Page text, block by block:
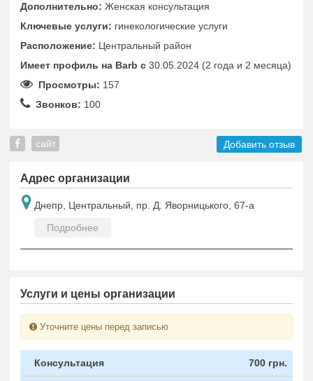
Дополнительно: Женская консультация
Ключевые услуги: гинекологические услуги
Расположение: Центральный район
Имеет профиль на Barb c 30.05.2024 (2 года и 2 месяца)
Просмотры: 157
Звонков: 100
сайт Добавить отзыв
Адрес организации
Днепр, Центральный, пр. Д. Яворницького, 67-а
Подробнее
Услуги и цены организации
Уточните цены перед записью
Консультация 700 грн.